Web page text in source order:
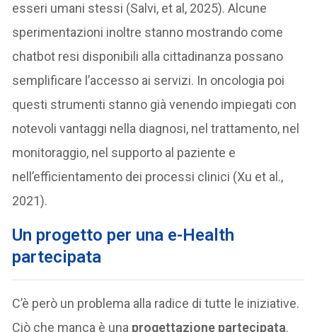
esseri umani stessi (Salvi, et al, 2025). Alcune
sperimentazioni inoltre stanno mostrando come
chatbot resi disponibili alla cittadinanza possano
semplificare l’accesso ai servizi. In oncologia poi
questi strumenti stanno già venendo impiegati con
notevoli vantaggi nella diagnosi, nel trattamento, nel
monitoraggio, nel supporto al paziente e
nell’efficientamento dei processi clinici (Xu et al.,
2021).
Un progetto per una e-Health
partecipata
C’è però un problema alla radice di tutte le iniziative.
Ciò che manca è una progettazione partecipata.